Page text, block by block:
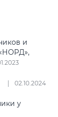
и
02.10.2024
у